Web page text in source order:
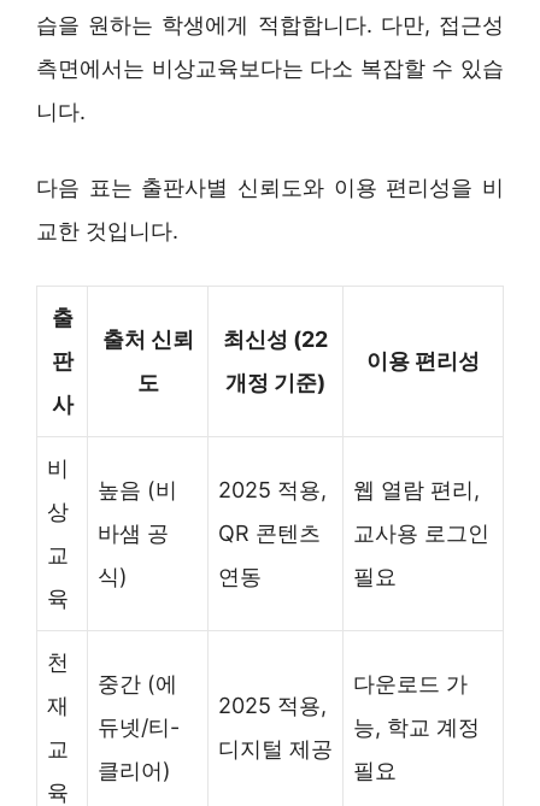
습을 원하는 학생에게 적합합니다. 다만, 접근성
측면에서는 비상교육보다는 다소 복잡할 수 있습
니다.
다음 표는 출판사별 신뢰도와 이용 편리성을 비
교한 것입니다.
출
판
사
출처 신뢰
도
최신성 (22
개정 기준)
이용 편리성
비
상
교
육
높음 (비
바샘 공
식)
2025 적용,
QR 콘텐츠
연동
웹 열람 편리,
교사용 로그인
필요
천
재
교
육
중간 (에
듀넷/티-
클리어)
2025 적용,
디지털 제공
다운로드 가
능, 학교 계정
필요